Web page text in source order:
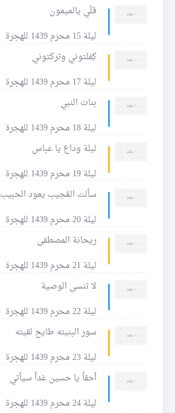
قلّي يالميمون
ليلة 15 محرم 1439 للهجرة
كِفلتوني وتركتوني
ليلة 17 محرم 1439 للهجرة
بنات النبي
ليلة 18 محرم 1439 للهجرة
ليلة وداع يا عباس
ليلة 19 محرم 1439 للهجرة
سألت المُجيب يعود الحبيب
ليلة 20 محرم 1439 للهجرة
ريحانة المصطفى
ليلة 21 محرم 1439 للهجرة
لا تنسى الوصية
ليلة 22 محرم 1439 للهجرة
سور البنيته طايح لقيته
ليلة 23 محرم 1439 للهجرة
أحقاً يا حسين غداً سيأتي
ليلة 24 محرم 1439 للهجرة